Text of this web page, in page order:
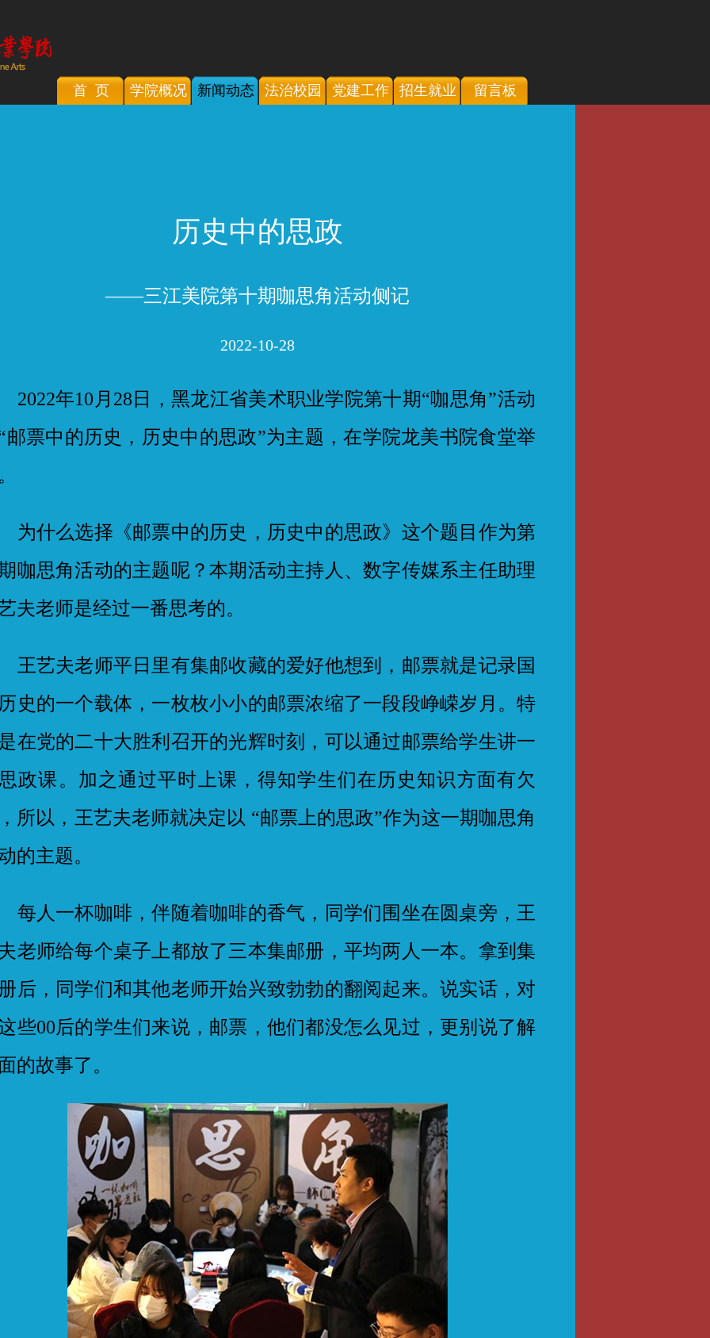
首 页 学院概况 新闻动态 法治校园 党建工作 招生就业 留言板
历史中的思政
——三江美院第十期咖思角活动侧记
2022-10-28
年10月28日，黑龙江省美术职业学院第十期“咖思角”活动
邮票中的历史，历史中的思政”为主题，在学院龙美书院食堂举
么选择《邮票中的历史，历史中的思政》这个题目作为第
咖思角活动的主题呢？本期活动主持人、数字传媒系主任助理
夫老师是经过一番思考的。
夫老师平日里有集邮收藏的爱好他想到，邮票就是记录国
史的一个载体，一枚枚小小的邮票浓缩了一段段峥嵘岁月。特
在党的二十大胜利召开的光辉时刻，可以通过邮票给学生讲一
政课。加之通过平时上课，得知学生们在历史知识方面有欠
所以，王艺夫老师就决定以 “邮票上的思政”作为这一期咖思角
的主题。
一杯咖啡，伴随着咖啡的香气，同学们围坐在圆桌旁，王
老师给每个桌子上都放了三本集邮册，平均两人一本。拿到集
后，同学们和其他老师开始兴致勃勃的翻阅起来。说实话，对
些00后的学生们来说，邮票，他们都没怎么见过，更别说了解
的故事了。